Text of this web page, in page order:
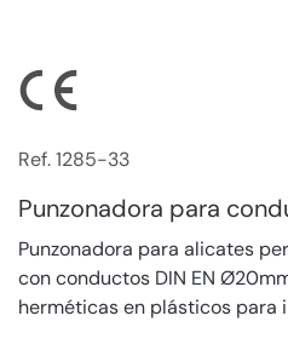
Ref. 1285-33
Punzonadora para
Punzonadora para alicates
con conductos DIN EN
herméticas en plásticos para